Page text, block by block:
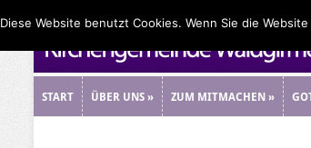
START ÜBER UNS» ZUM MITMACHEN»
Diese Website benutzt Cookies. Wenn Sie die